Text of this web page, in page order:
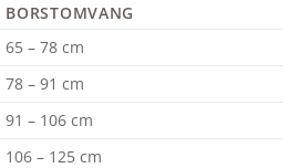
BORSTOMVANG
65 – 78 cm
78 – 91 cm
91 – 106 cm
106 – 125 cm